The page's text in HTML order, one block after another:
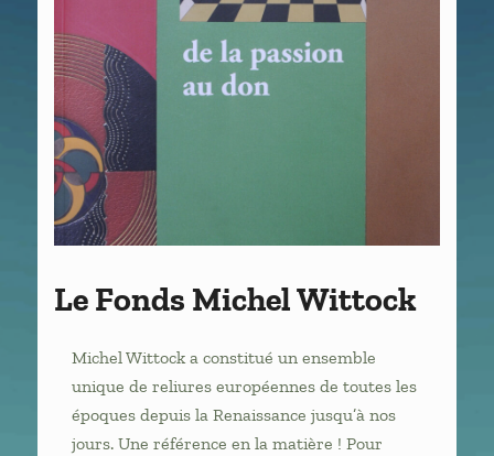
Le Fonds Michel Wittock
Michel Wittock a constitué un ensemble
unique de reliures européennes de toutes les
époques depuis la Renaissance jusqu’à nos
jours. Une référence en la matière ! Pour